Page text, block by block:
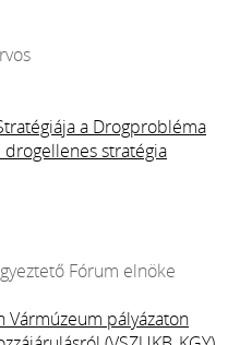
a Drogprobléma
drogellenes stratégia
Fórum elnöke
Vármúzeum pályázaton